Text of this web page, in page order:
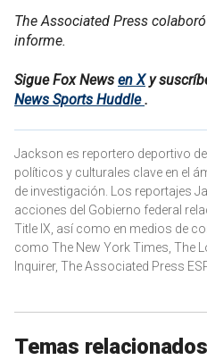
The Associated Press
informe.
Sigue Fox News en Xy
News Sports Huddle.
Jackson es reportero deportivo
políticos y culturales clave en el
de investigación. Los reportajes
acciones del Gobierno federal
Title IX, así como en medios de
como The New York Times, The
Inquirer, The Associated Press
Temas relacionados